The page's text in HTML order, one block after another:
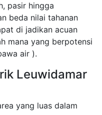
pasir hingga
beda nilai tahanan
di jadikan acuan
mana yang berpotensi
air ).
Leuwidamar
yang luas dalam